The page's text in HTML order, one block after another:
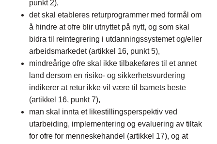
punkt 2),
det skal etableres returprogrammer med formål om
å hindre at ofre blir utnyttet på nytt, og som skal
bidra til reintegrering i utdanningssystemet og/eller
arbeidsmarkedet (artikkel 16, punkt 5),
mindreårige ofre skal ikke tilbakeføres til et annet
land dersom en risiko- og sikkerhetsvurdering
indikerer at retur ikke vil være til barnets beste
(artikkel 16, punkt 7),
man skal innta et likestillingsperspektiv ved
utarbeiding, implementering og evaluering av tiltak
for ofre for menneskehandel (artikkel 17), og at